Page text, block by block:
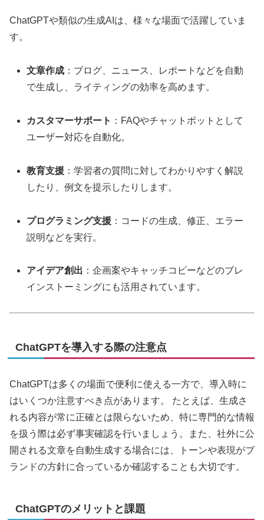
ChatGPTや類似の生成AIは、様々な場面で活躍していま
す。
文章作成 ：ブログ、ニュース、レポートなどを自動
で生成し、ライティングの効率を高めます。
カスタマーサポート ：FAQやチャットボットとして
ユーザー対応を自動化。
教育支援 ：学習者の質問に対してわかりやすく解説
したり、例文を提示したりします。
プログラミング支援 ：コードの生成、修正、エラー
説明などを実行。
アイデア創出 ：企画案やキャッチコピーなどのブレ
インストーミングにも活用されています。
ChatGPTを導入する際の注意点
ChatGPTは多くの場面で便利に使える一方で、導入時に
はいくつか注意すべき点があります。 たとえば、生成さ
れる内容が常に正確とは限らないため、特に専門的な情報
を扱う際は必ず事実確認を行いましょう。また、社外に公
開される文章を自動生成する場合には、トーンや表現がブ
ランドの方針に合っているか確認することも大切です。
ChatGPTのメリットと課題